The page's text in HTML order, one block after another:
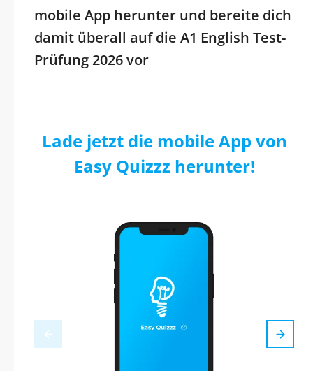
mobile App herunter und bereite dich
damit überall auf die A1 English Test-
Prüfung 2026 vor
Lade jetzt die mobile App von
Easy Quizzz herunter!